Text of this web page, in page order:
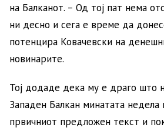
на Балканот. – Од тој пат нема
ни десно и сега е време да
потенцира Ковачевски на
новинарите.
Тој додаде дека му е драго што
Западен Балкан минатата
првичниот предложен текст и